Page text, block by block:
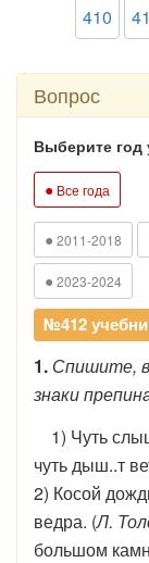
410
Вопрос
Выберите год
● Все года
● 2011-2018
● 2023-2024
№412
1. Спишите,
знаки
1) Чуть
чуть дыш..т
2) Косой
ведра. (Л.
большом